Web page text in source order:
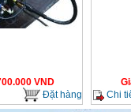
VND
Đặt hàng
Chi